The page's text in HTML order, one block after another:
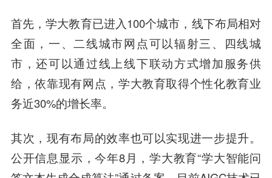
首先，学大教育已进入100个城市，线下布局相对
全面，一、二线城市网点可以辐射三、四线城
市，还可以通过线上线下联动方式增加服务供
给，依靠现有网点，学大教育取得个性化教育业
务近30%的增长率。
其次，现有布局的效率也可以实现进一步提升。
公开信息显示，今年8月，学大教育“学大智能问